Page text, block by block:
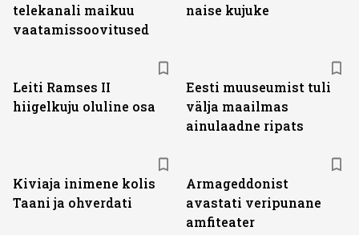
telekanali maikuu
vaatamissoovitused
naise kujuke
Leiti Ramses II
hiigelkuju oluline osa
Eesti muuseumist tuli
välja maailmas
ainulaadne ripats
Kiviaja inimene kolis
Taani ja ohverdati
Armageddonist
avastati veripunane
amfiteater